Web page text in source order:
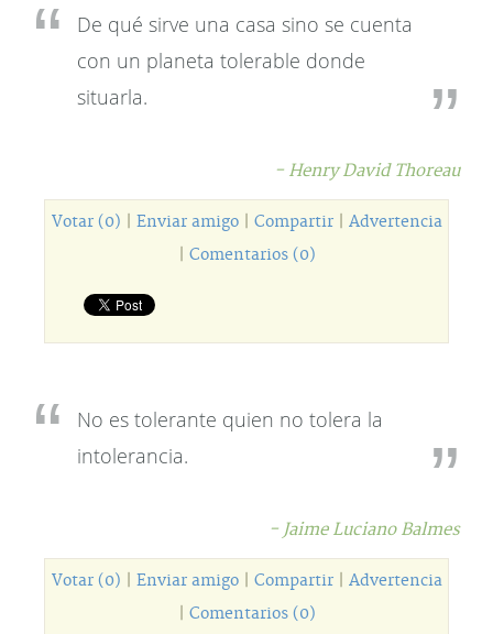
De qué sirve una casa sino se cuenta
con un planeta tolerable donde
situarla.
- Henry David Thoreau
Votar (0) Enviar amigo| Compartir| Advertencia
Comentarios (0)
No es tolerante quien no tolera la
intolerancia.
- Jaime Luciano Balmes
Votar (0) Enviar amigo| Compartir| Advertencia
Comentarios (0)